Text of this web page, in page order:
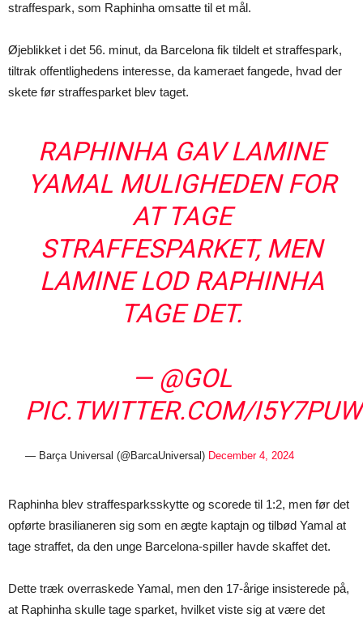
straffespark, som Raphinha omsatte til et mål.
Øjeblikket i det 56. minut, da Barcelona fik tildelt et straffespark,
tiltrak offentlighedens interesse, da kameraet fangede, hvad der
skete før straffesparket blev taget.
RAPHINHA GAV LAMINE
YAMAL MULIGHEDEN FOR
AT TAGE
STRAFFESPARKET, MEN
LAMINE LOD RAPHINHA
TAGE DET.
— @GOL
PIC.TWITTER.COM/
— Barça Universal (@BarcaUniversal) December 4, 2024
Raphinha blev straffesparksskytte og scorede til 1:2, men før det
opførte brasilianeren sig som en ægte kaptajn og tilbød Yamal at
tage straffet, da den unge Barcelona-spiller havde skaffet det.
Dette træk overraskede Yamal, men den 17-årige insisterede på,
at Raphinha skulle tage sparket, hvilket viste sig at være det